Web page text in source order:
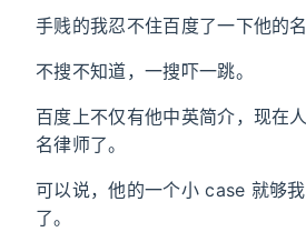
手贱的我忍不住百度了一下他的名
不搜不知道，一搜吓一跳。
百度上不仅有他中英简介，现在
名律师了。
可以说，他的一个小 case 就够
了。